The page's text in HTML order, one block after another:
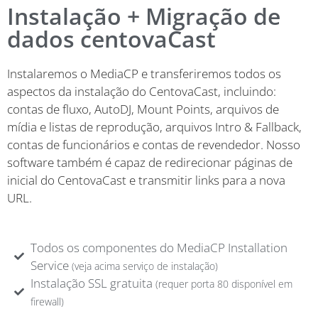
Instalação + Migração de
dados centovaCast
Instalaremos o MediaCP e transferiremos todos os
aspectos da instalação do CentovaCast, incluindo:
contas de fluxo, AutoDJ, Mount Points, arquivos de
mídia e listas de reprodução, arquivos Intro & Fallback,
contas de funcionários e contas de revendedor. Nosso
software também é capaz de redirecionar páginas de
inicial do CentovaCast e transmitir links para a nova
URL.
Todos os componentes do MediaCP Installation
Service (veja acima serviço de instalação)
Instalação SSL gratuita (requer porta 80 disponível em
firewall)